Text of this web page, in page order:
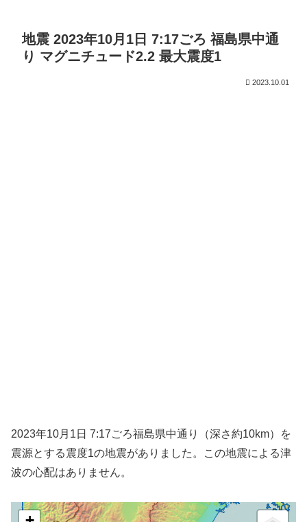
地震 2023年10月1日 7:17ごろ 福島県中通
り マグニチュード2.2 最大震度1
2023.10.01
2023年10月1日 7:17ごろ福島県中通り（深さ約10km）を
震源とする震度1の地震がありました。この地震による津
波の心配はありません。